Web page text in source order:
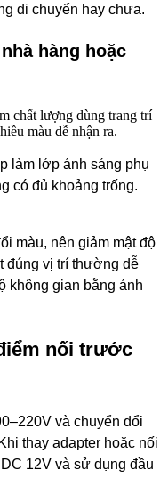
di chuyển hay chưa.
hàng hoặc
làm lớp ánh sáng phụ
có đủ khoảng trống.
màu, nên giảm mật độ
đúng vị trí thường dễ
không gian bằng ánh
nối trước
và chuyển đổi
thay adapter hoặc nối
12V và sử dụng đầu